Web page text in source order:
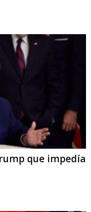
que impedía